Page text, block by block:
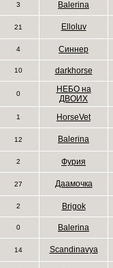
3 Balerina
21 Elloluv
4 Синнер
10 darkhorse
0
НЕБО на
ДВОИХ
1 HorseVet
12 Balerina
2 Фурия
27 Даамочка
2 Brigok
0 Balerina
14 Scandinavya